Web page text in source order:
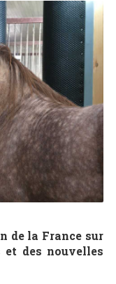
de la France sur
et des nouvelles